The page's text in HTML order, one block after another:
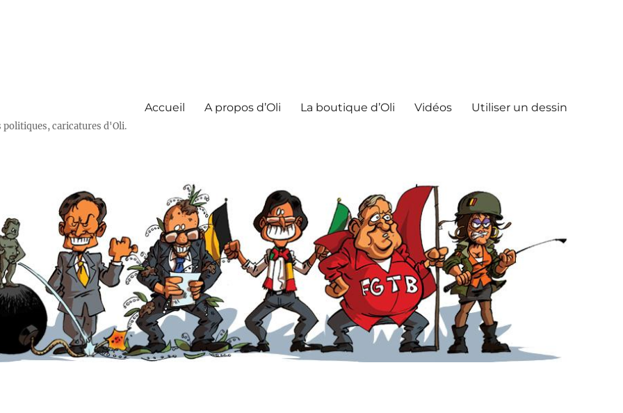
caricatures d'Oli.
Accueil A propos d’Oli La boutique d’Oli Vidéos Utiliser un dessin